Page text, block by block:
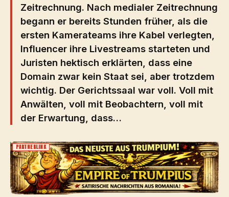
Zeitrechnung. Nach medialer Zeitrechnung
begann er bereits Stunden früher, als die
ersten Kamerateams ihre Kabel verlegten,
Influencer ihre Livestreams starteten und
Juristen hektisch erklärten, dass eine
Domain zwar kein Staat sei, aber trotzdem
wichtig. Der Gerichtssaal war voll. Voll mit
Anwälten, voll mit Beobachtern, voll mit
der Erwartung, dass…
PARTNERLINK